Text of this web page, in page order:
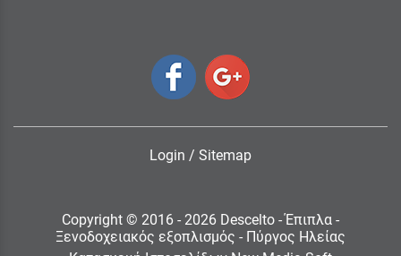
Login / Sitemap
Copyright © 2016 - 2026 Descelto - Έπιπλα -
Ξενοδοχειακός εξοπλισμός - Πύργος Ηλείας